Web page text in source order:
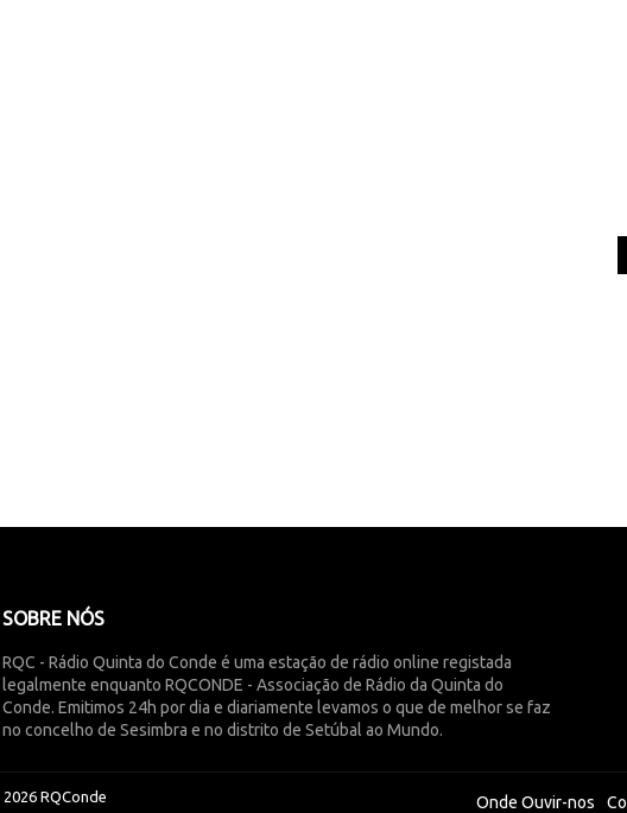
SOBRE NÓS
RQC - Rádio Quinta do Conde é uma estação de rádio online registada
legalmente enquanto RQCONDE - Associação de Rádio da Quinta do
Conde. Emitimos 24h por dia e diariamente levamos o que de melhor se faz
no concelho de Sesimbra e no distrito de Setúbal ao Mundo.
Onde Ouvir-nos
2026 RQConde